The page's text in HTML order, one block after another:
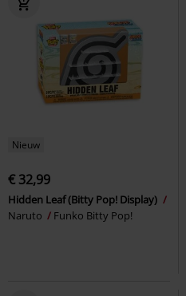
Nieuw
€ 32,99
Hidden Leaf (Bitty Pop! Display)
Naruto
Funko Bitty Pop!